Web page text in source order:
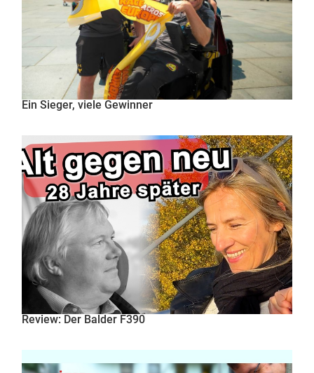
Ein Sieger, viele Gewinner
Review: Der Balder F390